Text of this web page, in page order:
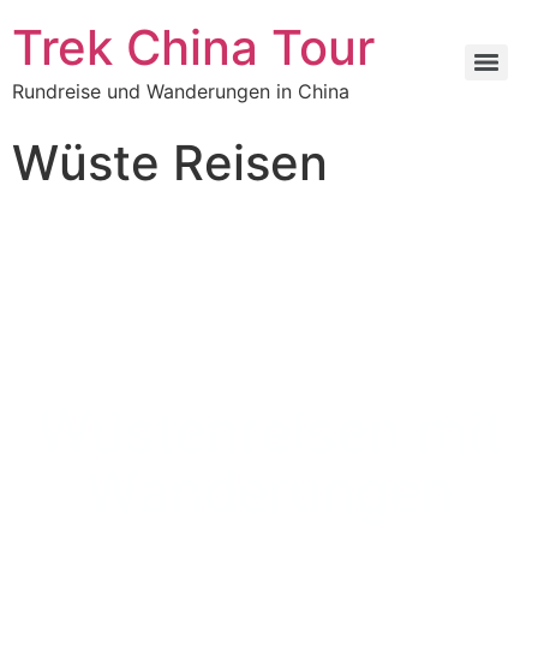
Trek China Tour
Rundreise und Wanderungen in China
Wüste Reisen